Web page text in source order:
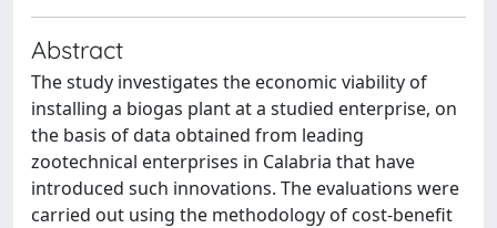
Abstract
The study investigates the economic viability of
installing a biogas plant at a studied enterprise, on
the basis of data obtained from leading
zootechnical enterprises in Calabria that have
introduced such innovations. The evaluations were
carried out using the methodology of cost-benefit